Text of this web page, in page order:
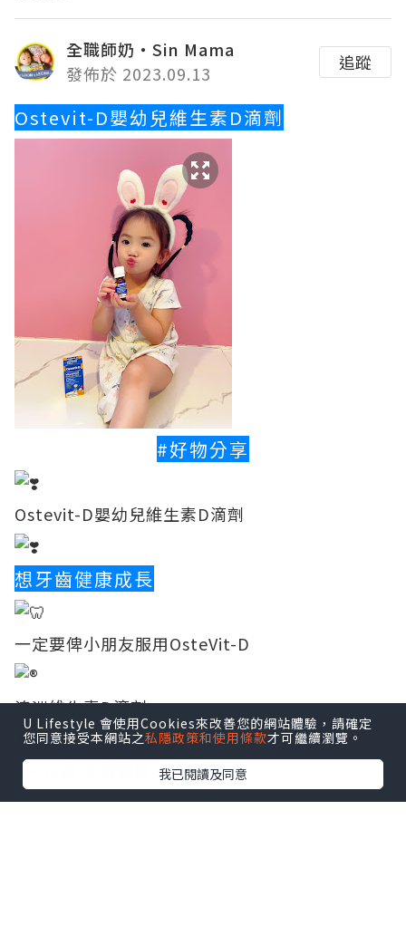
全職師奶‧Sin Mama
發佈於 2023.09.13
追蹤
Ostevit-D嬰幼兒維生素D滴劑
#好物分享
Ostevit-D嬰幼兒維生素D滴劑
想牙齒健康成長
一定要俾小朋友服用OsteVit-D
澳洲維生素D滴劑
0 - 12歲 兒童適用
U Lifestyle 會使用Cookies來改善您的網站體驗，請確定
您同意接受本網站之私隱政策和使用條款才可繼續瀏覽。
我已閱讀及同意